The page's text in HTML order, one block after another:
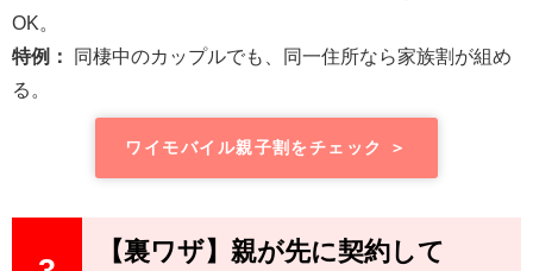
OK。
特例：
同棲中のカップルでも、同一住所なら家族割が組め
る。
ワイモバイル親子割をチェック ＞
【裏ワザ】親が先に契約して